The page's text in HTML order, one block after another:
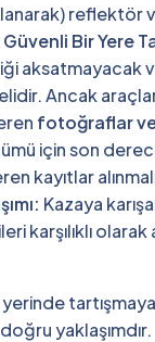
reflektör
Bir Yere
aksatmayacak
Ancak
fotoğraflar
için son
kayıtlar
Kazaya
karşılıklı
yerinde
yaklaşımdır.